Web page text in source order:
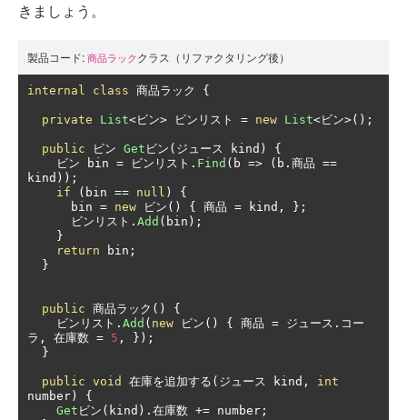
きましょう。
製品コード: 商品ラック クラス（リファクタリング後）
internal class 商品ラック {
private List<ビン> ビンリスト = new List<ビン>();
public ビン Get ビン(ジュース kind )
{
ビン bin = ビンリスト. Find ( b => ( b .商品 ==
kind ));
if
( bin == null )
{
      bin
= new ビン() { 商品 = kind ,
};
ビンリスト. Add ( bin );
}
return bin ;
}
public 商品ラック()
{
ビンリスト. Add ( new ビン() { 商品 = ジュース.コー
ラ,
在庫数 = 5 ,
});
}
public void 在庫を追加する(ジュース kind ,
int
number )
{
Get ビン( kind ).在庫数 += number ;